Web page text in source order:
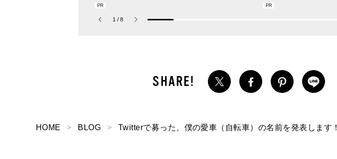
の新作フレグランス「コ
パルファム」
描くプレッピースタイル
1 / 8
HOME BLOG Twitterで募った、僕の愛車（自転車）の名前を発表します！